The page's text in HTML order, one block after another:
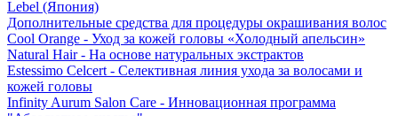
Lebel (Япония)
Дополнительные средства для процедуры окрашивания волос
Cool Orange - Уход за кожей головы «Холодный апельсин»
Natural Hair - На основе натуральных экстрактов
Estessimo Celcert - Селективная линия ухода за волосами и
кожей головы
Infinity Aurum Salon Care - Инновационная программа